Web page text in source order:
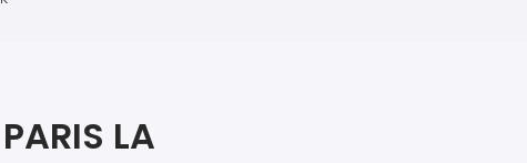
LA